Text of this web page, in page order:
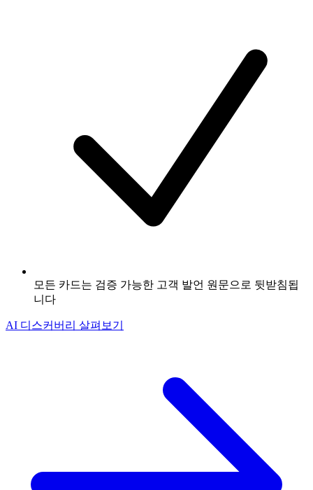
모든 카드는 검증 가능한 고객 발언 원문으로 뒷받침됩
니다
AI 디스커버리 살펴보기